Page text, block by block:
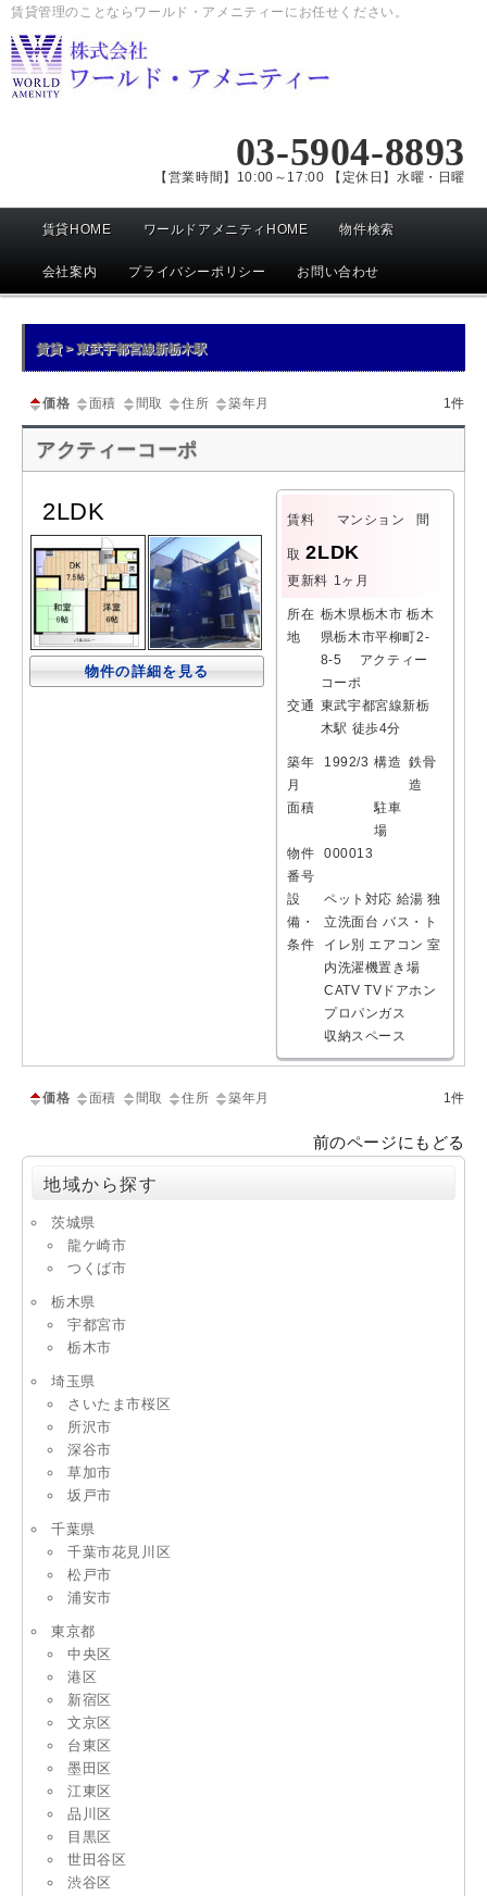
賃貸管理のことならワールド・アメニティーにお任せください。
03-5904-8893
【営業時間】10:00～17:00 【定休日】水曜・日曜
メ
賃貸HOME ワールドアメニティHOME 物件検索
会社案内 プライバシーポリシー お問い合わせ
賃貸 > 東武宇都宮線新栃木駅
価格 面積 間取 住所 築年月 1件
アクティーコーポ
2LDK
物件の詳細を見る
賃料 マンション 間
取 2LDK
更新料 1ヶ月
所在
地
栃木県栃木市 栃木
県栃木市平柳町2-
8-5 アクティー
コーポ
交通 東武宇都宮線新栃
木駅 徒歩4分
築年
月
1992/3 構造 鉄骨
造
面積
駐車
場
物件
番号
000013
設
備・
条件
ペット対応 給湯 独
立洗面台 バス・ト
イレ別 エアコン 室
内洗濯機置き場
CATV TVドアホン
プロパンガス
収納スペース
価格 面積 間取 住所 築年月 1件
前のページにもどる
地域から探す
茨城県
龍ケ崎市
つくば市
栃木県
宇都宮市
栃木市
埼玉県
さいたま市桜区
所沢市
深谷市
草加市
坂戸市
千葉県
千葉市花見川区
松戸市
浦安市
東京都
中央区
港区
新宿区
文京区
台東区
墨田区
江東区
品川区
目黒区
世田谷区
渋谷区